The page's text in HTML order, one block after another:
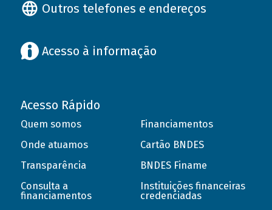
Outros telefones e endereços
Acesso à informação
Acesso Rápido
Quem somos
Onde atuamos
Transparência
Consulta a
financiamentos
Financiamentos
Cartão BNDES
BNDES Finame
Instituições financeiras
credenciadas